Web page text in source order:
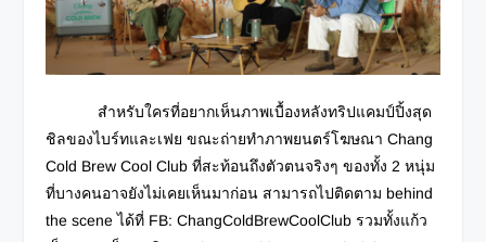
สำหรับใครที่อยากเห็นภาพเบื้องหลังทริปแคมป์ปิ้งสุด
ชิลของไบร์ทและเฟย ขณะถ่ายทำภาพยนตร์โฆษณา Chang
Cold Brew Cool Club ที่สะท้อนถึงตัวตนจริงๆ ของทั้ง 2 หนุ่ม
ที่บางคนอาจยังไม่เคยเห็นมาก่อน สามารถไปติดตาม behind
the scene ได้ที่ FB: ChangColdBrewCoolClub รวมทั้งแก้ว